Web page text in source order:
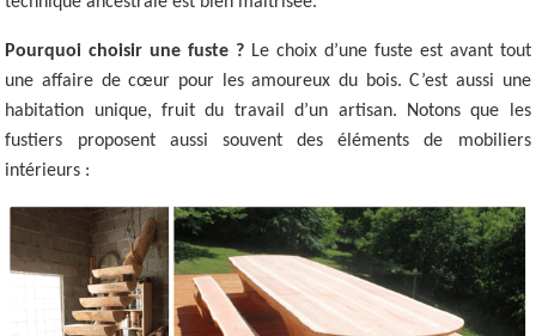
Pourquoi choisir une fuste ? Le choix d’une fuste est avant tout
une affaire de cœur pour les amoureux du bois. C’est aussi une
habitation unique, fruit du travail d’un artisan. Notons que les
fustiers proposent aussi souvent des éléments de mobiliers
intérieurs :